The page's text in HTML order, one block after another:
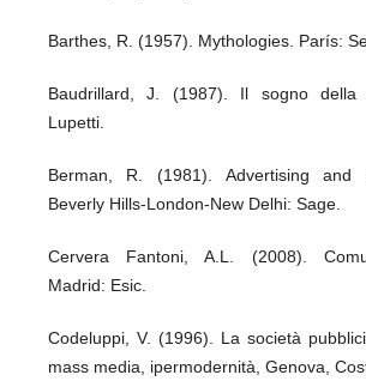
Barthes, R. (1957). Mythologies. París:
Baudrillard, J. (1987). Il sogno della
Lupetti.
Berman, R. (1981). Advertising and
Beverly Hills-London-New Delhi: Sage.
Cervera Fantoni, A.L. (2008).
Madrid: Esic.
Codeluppi, V. (1996). La società
mass media, ipermodernità, Genova,